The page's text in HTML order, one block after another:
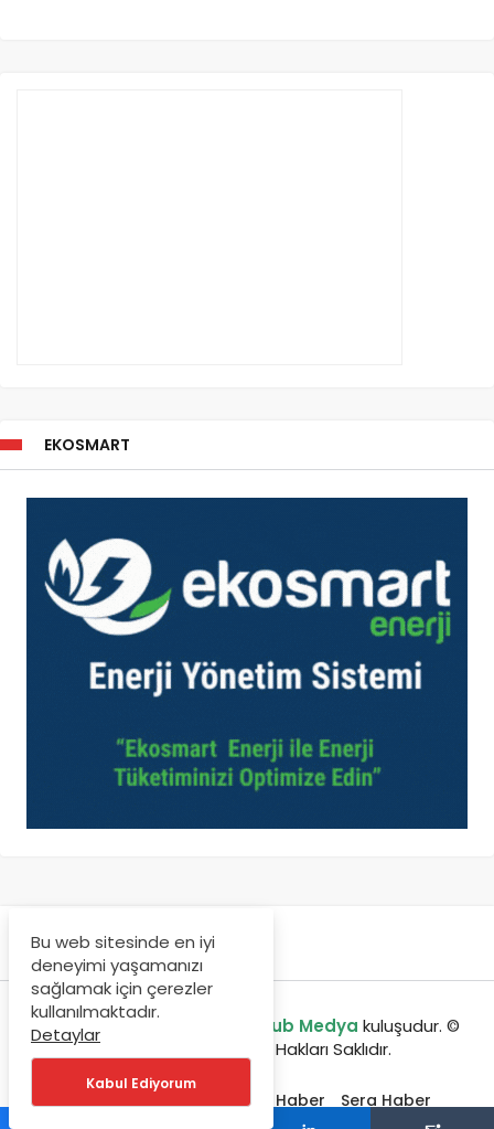
EKOSMART
enerjibulteni.com bir GreenHub Medya kuluşudur. ©
Copyright 2020, Tüm Hakları Saklıdır.
Etkinlikler Jeotermal Haber Sera Haber
Bu web sitesinde en iyi
deneyimi yaşamanızı
sağlamak için çerezler
kullanılmaktadır.
Detaylar
Kabul Ediyorum